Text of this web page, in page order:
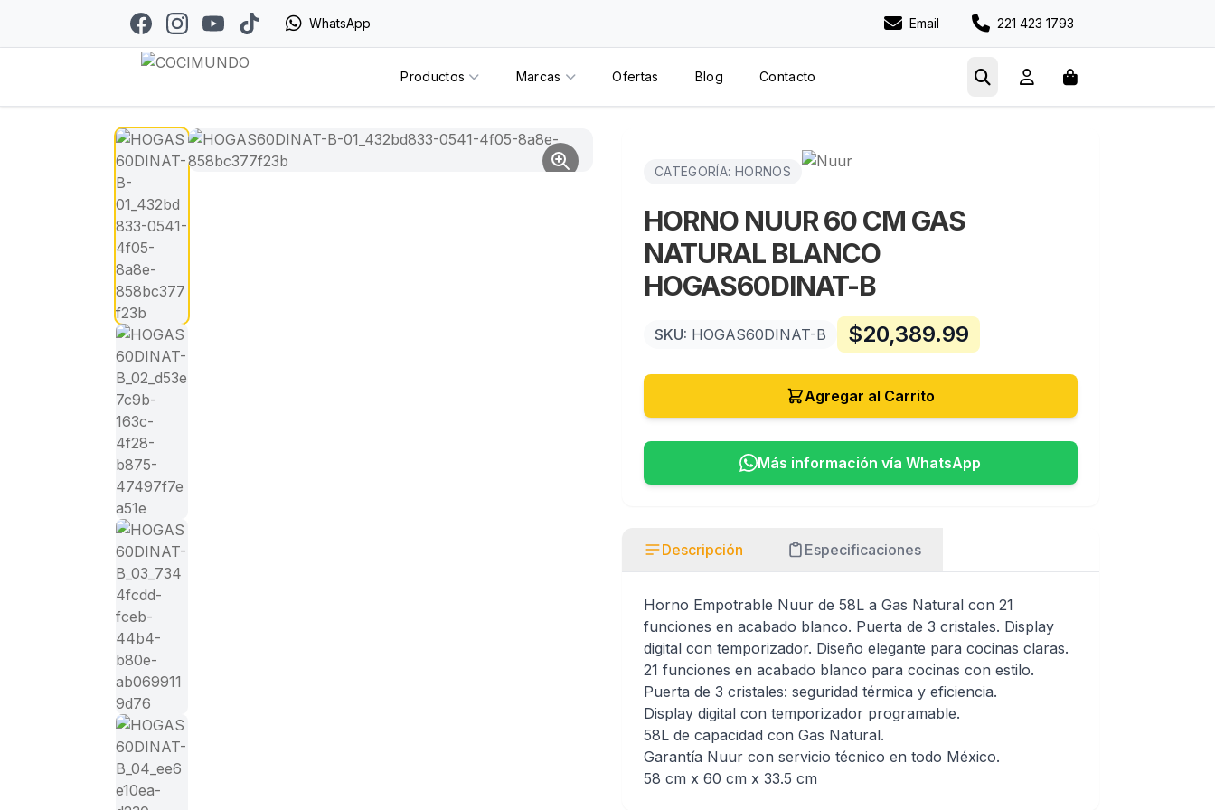
Email 221 423 1793
WhatsApp
Productos Marcas Ofertas Blog Contacto
CATEGORÍA: HORNOS
HORNO NUUR 60 CM GAS
NATURAL BLANCO
HOGAS60DINAT-B
SKU: HOGAS60DINAT-B $20,389.99
Agregar al Carrito
Más información vía WhatsApp
Descripción Especificaciones
Horno Empotrable Nuur de 58L a Gas Natural con 21
funciones en acabado blanco. Puerta de 3 cristales. Display
digital con temporizador. Diseño elegante para cocinas claras.
21 funciones en acabado blanco para cocinas con estilo.
Puerta de 3 cristales: seguridad térmica y eficiencia.
Display digital con temporizador programable.
58L de capacidad con Gas Natural.
Garantía Nuur con servicio técnico en todo México.
58 cm x 60 cm x 33.5 cm